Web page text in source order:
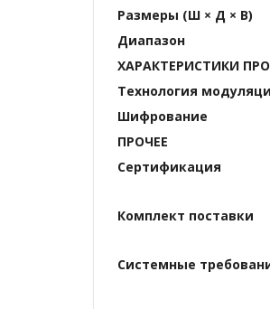
Размеры (Ш × Д × В)
Диапазон
ХАРАКТЕРИСТИКИ
Технология
Шифрование
ПРОЧЕЕ
Сертификация
Комплект поставки
Системные